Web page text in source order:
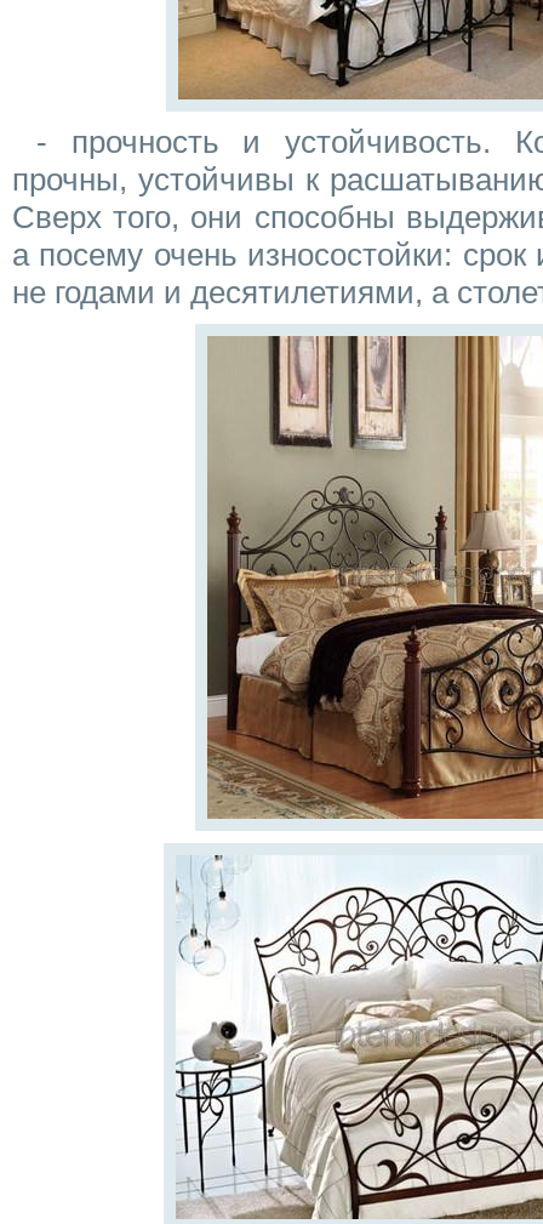
- прочность и устойчивость.
прочны, устойчивы к
Сверх того, они способны
а посему очень износостойки:
не годами и десятилетиями, а